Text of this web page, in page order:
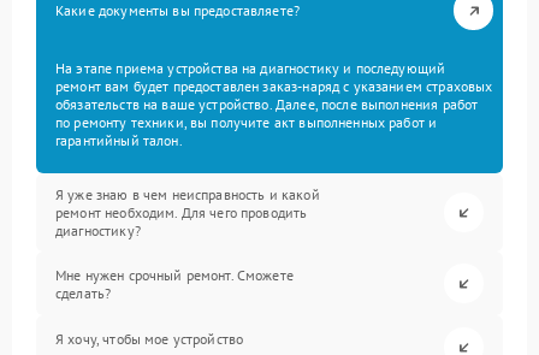
Какие документы вы предоставляете?
На этапе приема устройства на диагностику и последующий
ремонт вам будет предоставлен заказ-наряд с указанием страховых
обязательств на ваше устройство. Далее, после выполнения работ
по ремонту техники, вы получите акт выполненных работ и
гарантийный талон.
Я уже знаю в чем неисправность и какой
ремонт необходим. Для чего проводить
диагностику?
Мне нужен срочный ремонт. Сможете
сделать?
Я хочу, чтобы мое устройство